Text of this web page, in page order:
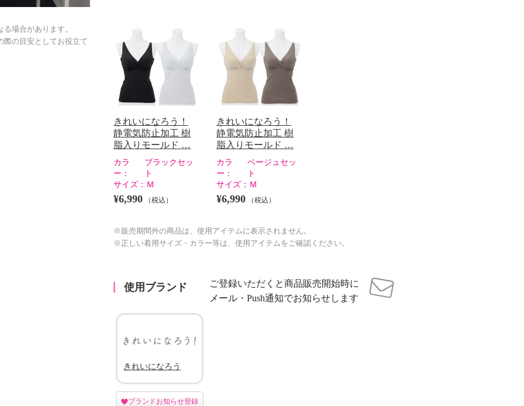
場合があります。
の目安としてお役立て
きれいになろう！
静電気防止加工 樹
脂入りモールド …
カラ
ー：
ブラックセッ
ト
サイズ： Ｍ
¥6,990 （税込）
きれいになろう！
静電気防止加工 樹
脂入りモールド …
カラ
ー：
ベージュセッ
ト
サイズ： Ｍ
¥6,990 （税込）
※販売期間外の商品は、使用アイテムに表示されません。
※正しい着用サイズ・カラー等は、使用アイテムをご確認ください。
使用ブランド
ご登録いただくと商品販売開始時に
メール・Push通知でお知らせします
きれいになろう
ブランドお知らせ登録